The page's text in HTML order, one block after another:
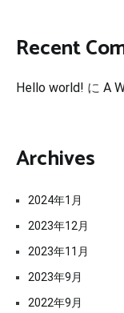
Recent
Hello world! に A
Archives
2024年1月
2023年12月
2023年11月
2023年9月
2022年9月